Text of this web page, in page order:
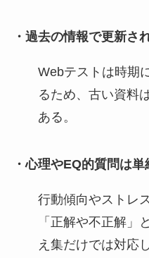
・過去の情報で更新さ
Webテストは時期
るため、古い資料
ある。
・心理やEQ的質問は
行動傾向やストレ
「正解や不正解」
え集だけでは対応